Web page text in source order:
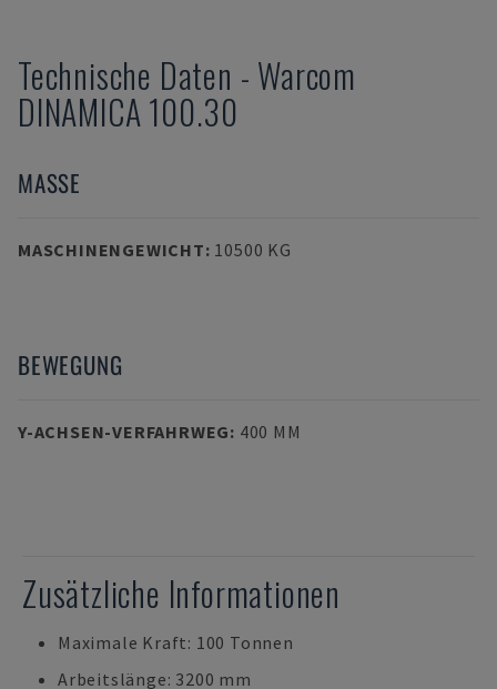
Technische Daten - Warcom
DINAMICA 100.30
MASSE
MASCHINENGEWICHT: 10500 KG
BEWEGUNG
Y-ACHSEN-VERFAHRWEG: 400 MM
Zusätzliche Informationen
Maximale Kraft: 100 Tonnen
Arbeitslänge: 3200 mm